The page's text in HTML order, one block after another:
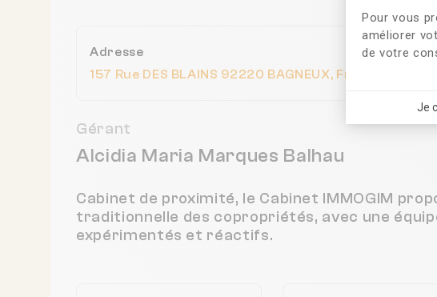
Pour vous
améliorer
de votre
Je
Adresse
157 Rue DES BLAINS 92220 BAGNEUX, France
Gérant
Alcidia Maria Marques Balhau
Cabinet de proximité, le Cabinet IMMOGIM
traditionnelle des copropriétés, avec une
expérimentés et réactifs.